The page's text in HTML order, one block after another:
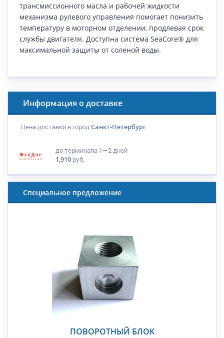
трансмиссионного масла и рабочей жидкости
механизма рулевого управления помогает понизить
температуру в моторном отделении, продлевая срок
службы двигателя. Доступна система SeaCore® для
максимальной защиты от соленой воды.
Информация о доставке
Цена доставки в город Санкт-Петербург
до терминала 1—2 дней
1,910 руб.
Специальное предложение
ПОВОРОТНЫЙ БЛОК